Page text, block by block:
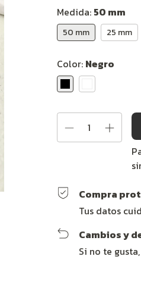
Medida: 50 mm
50 mm 25 mm
Color: Negro
Compra
Tus datos
Cambios y
Si no te